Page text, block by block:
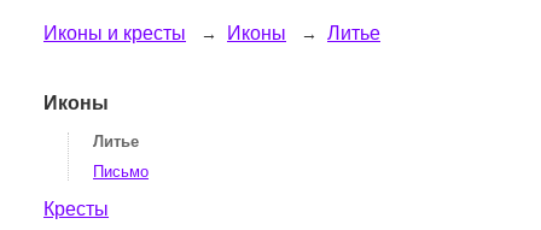
Иконы и кресты Иконы Литье
Иконы
Литье
Письмо
Кресты